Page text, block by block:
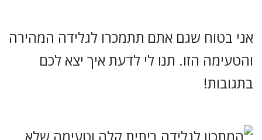
אני בטוח שגם אתם תתמכרו לגלידה המהירה
והטעימה הזו. תנו לי לדעת איך יצא לכם
בתגובות!